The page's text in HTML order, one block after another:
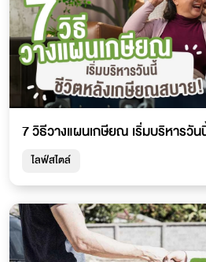
7 วิธีวางแผนเกษียณ เริ่มบริหารวั
ไลฟ์สไตล์